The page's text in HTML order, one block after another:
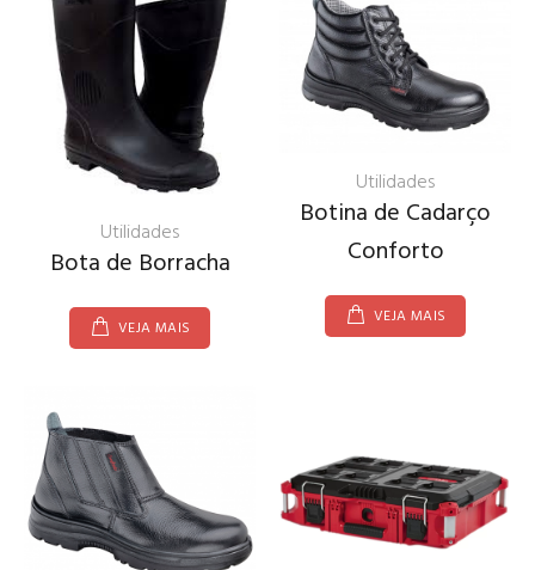
Utilidades
Bota de Borracha
VEJA MAIS
Utilidades
Botina de Cadarço
Conforto
VEJA MAIS